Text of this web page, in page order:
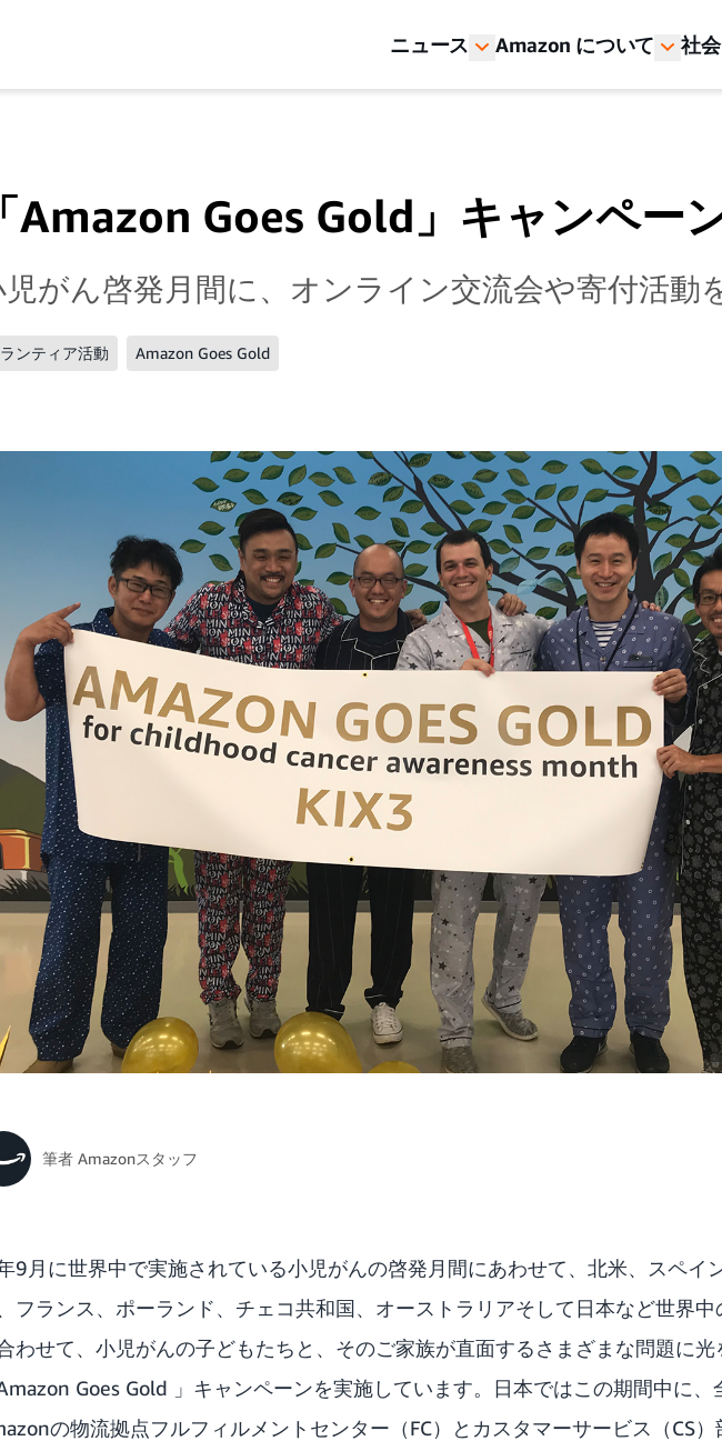
ニュース Amazon について 社
「Amazon Goes Gold」キャンペー
児がん啓発月間に、オンライン交流会や寄付活動
ンティア活動 Amazon Goes Gold
筆者 Amazonスタッフ
9月に世界中で実施されている小児がんの啓発月間にあわせて、北米、スペイ
フランス、ポーランド、チェコ共和国、オーストラリアそして日本など世界中
わせて、小児がんの子どもたちと、そのご家族が直面するさまざまな問題に光
Amazon Goes Gold 」キャンペーンを実施しています。日本ではこの期間中に、
の物流拠点フルフィルメントセンター（FC）とカスタマーサービス（CS）